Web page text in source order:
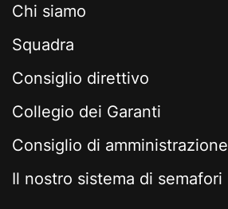
Chi siamo
Squadra
Consiglio direttivo
Collegio dei Garanti
Consiglio di amministrazione
Il nostro sistema di semafori